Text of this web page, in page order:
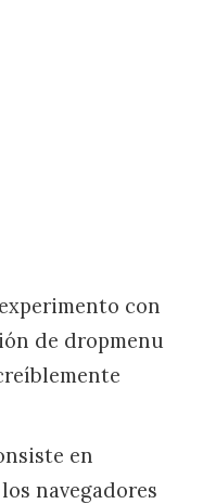
con
de dropmenu
en
navegadores